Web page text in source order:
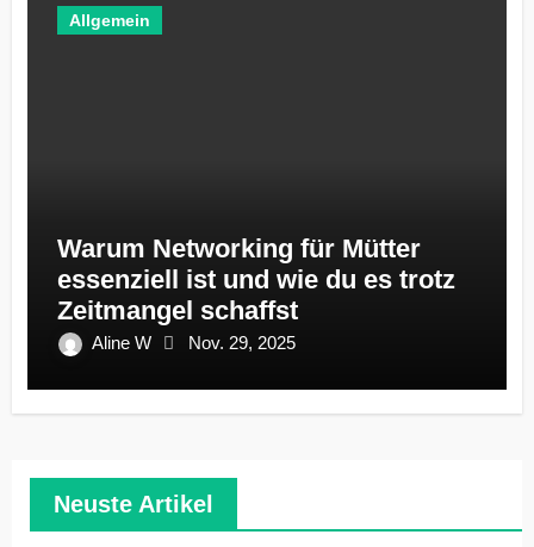
Allgemein
Warum Networking für Mütter
essenziell ist und wie du es trotz
Zeitmangel schaffst
Aline W Nov. 29, 2025
Neuste Artikel